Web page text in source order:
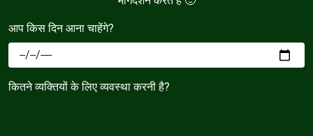
आप किस दिन आना चाहेंगे?
कितने व्यक्तियों के लिए व्यवस्था करनी है?